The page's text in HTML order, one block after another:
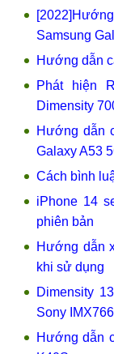
Samsung
Hướng dẫn
Phát hiện
Dimensity
Hướng dẫn
Galaxy A53
Cách bình
iPhone 14
phiên bản
Hướng dẫn
khi sử dụng
Dimensity
Sony
Hướng dẫn